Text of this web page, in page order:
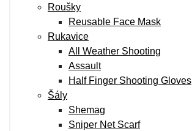
Roušky
Reusable Face Mask
Rukavice
All Weather Shooting
Assault
Half Finger Shooting Gloves
Šály
Shemag
Sniper Net Scarf